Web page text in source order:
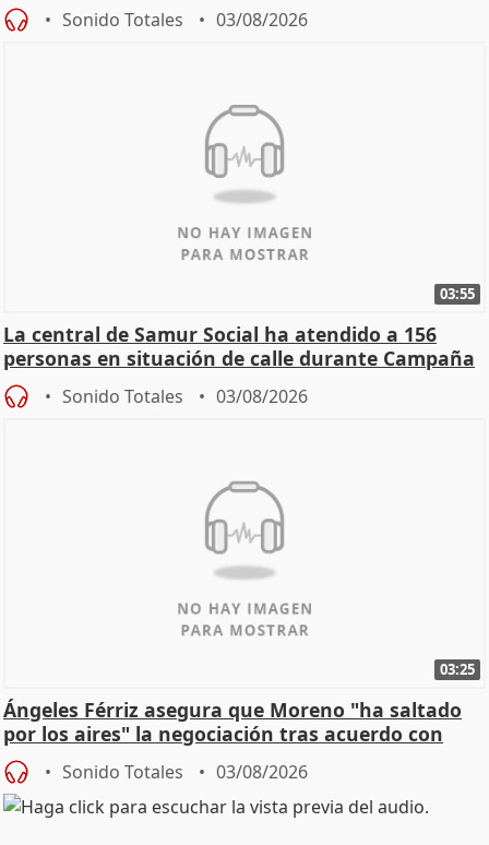
Sonido Totales 03/08/2026
03:55
La central de Samur Social ha atendido a 156
personas en situación de calle durante Campaña
de Calor
Sonido Totales 03/08/2026
03:25
Ángeles Férriz asegura que Moreno "ha saltado
por los aires" la negociación tras acuerdo con
SMA
Sonido Totales 03/08/2026